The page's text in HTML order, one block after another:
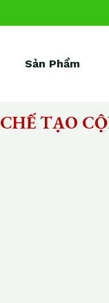
Sản Phẩm
CHẾ TẠO